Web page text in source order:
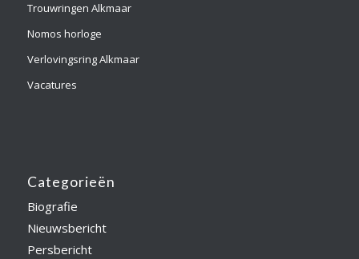
Trouwringen Alkmaar
Nomos horloge
Verlovingsring Alkmaar
Vacatures
Categorieën
Biografie
Nieuwsbericht
Persbericht